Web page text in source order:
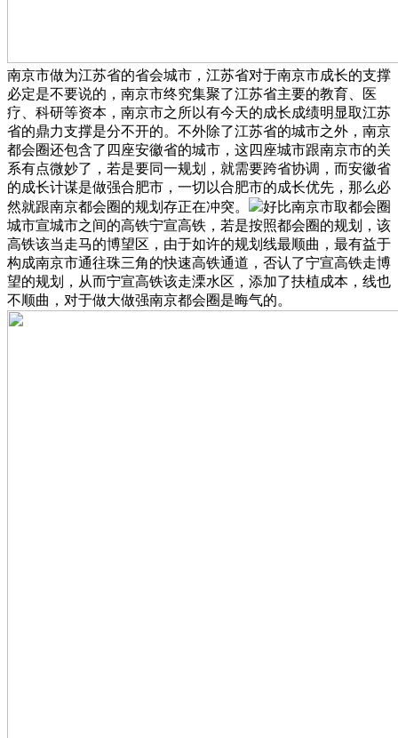
南京市做为江苏省的省会城市，江苏省对于南京市成长的支撑
必定是不要说的，南京市终究集聚了江苏省主要的教育、医
疗、科研等资本，南京市之所以有今天的成长成绩明显取江苏
省的鼎力支撑是分不开的。不外除了江苏省的城市之外，南京
都会圈还包含了四座安徽省的城市，这四座城市跟南京市的关
系有点微妙了，若是要同一规划，就需要跨省协调，而安徽省
的成长计谋是做强合肥市，一切以合肥市的成长优先，那么必
然就跟南京都会圈的规划存正在冲突。
好比南京市取都会圈
城市宣城市之间的高铁宁宣高铁，若是按照都会圈的规划，该
高铁该当走马的博望区，由于如许的规划线最顺曲，最有益于
构成南京市通往珠三角的快速高铁通道，否认了宁宣高铁走博
望的规划，从而宁宣高铁该走溧水区，添加了扶植成本，线也
不顺曲，对于做大做强南京都会圈是晦气的。